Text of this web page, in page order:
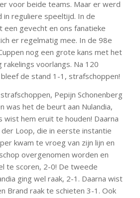
voor beide teams. Maar er werd
reguliere speeltijd. In de
een gevecht en ons fanatieke
er regelmatig mee. In de 98e
nog een grote kans met het
rakelings voorlangs. Na 120
de stand 1-1, strafschoppen!
Pepijn Schonenberg
was het de beurt aan Nulandia,
wist hem eruit te houden! Daarna
Loop, die in eerste instantie
kwam te vroeg van zijn lijn en
overgenomen worden en
te scoren, 2-0! De tweede
ging wel raak, 2-1. Daarna wist
Brand raak te schieten 3-1. Ook